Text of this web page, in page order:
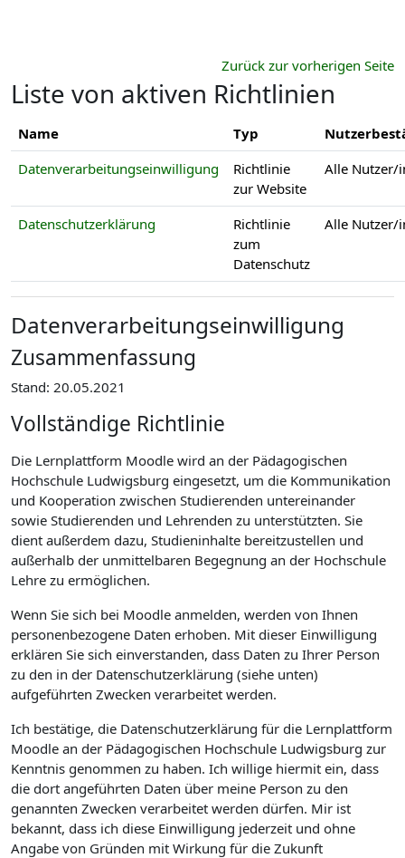
Zurück zur vorherigen Seite
Liste von aktiven Richtlinien
Name Typ
Datenverarbeitungseinwilligung
Richtlinie
zur Website
Alle Nutzer/
Datenschutzerklärung
Richtlinie
zum
Datenschutz
Alle Nutzer/
Datenverarbeitungseinwilligung
Zusammenfassung
Stand: 20.05.2021
Vollständige Richtlinie
Die Lernplattform Moodle wird an der Pädagogischen
Hochschule Ludwigsburg eingesetzt, um die Kommunikation
und Kooperation zwischen Studierenden untereinander
sowie Studierenden und Lehrenden zu unterstützten. Sie
dient außerdem dazu, Studieninhalte bereitzustellen und
außerhalb der unmittelbaren Begegnung an der Hochschule
Lehre zu ermöglichen.
Wenn Sie sich bei Moodle anmelden, werden von Ihnen
personenbezogene Daten erhoben. Mit dieser Einwilligung
erklären Sie sich einverstanden, dass Daten zu Ihrer Person
zu den in der Datenschutzerklärung (siehe unten)
aufgeführten Zwecken verarbeitet werden.
Ich bestätige, die Datenschutzerklärung für die Lernplattform
Moodle an der Pädagogischen Hochschule Ludwigsburg zur
Kenntnis genommen zu haben. Ich willige hiermit ein, dass
die dort angeführten Daten über meine Person zu den
genannten Zwecken verarbeitet werden dürfen. Mir ist
bekannt, dass ich diese Einwilligung jederzeit und ohne
Angabe von Gründen mit Wirkung für die Zukunft